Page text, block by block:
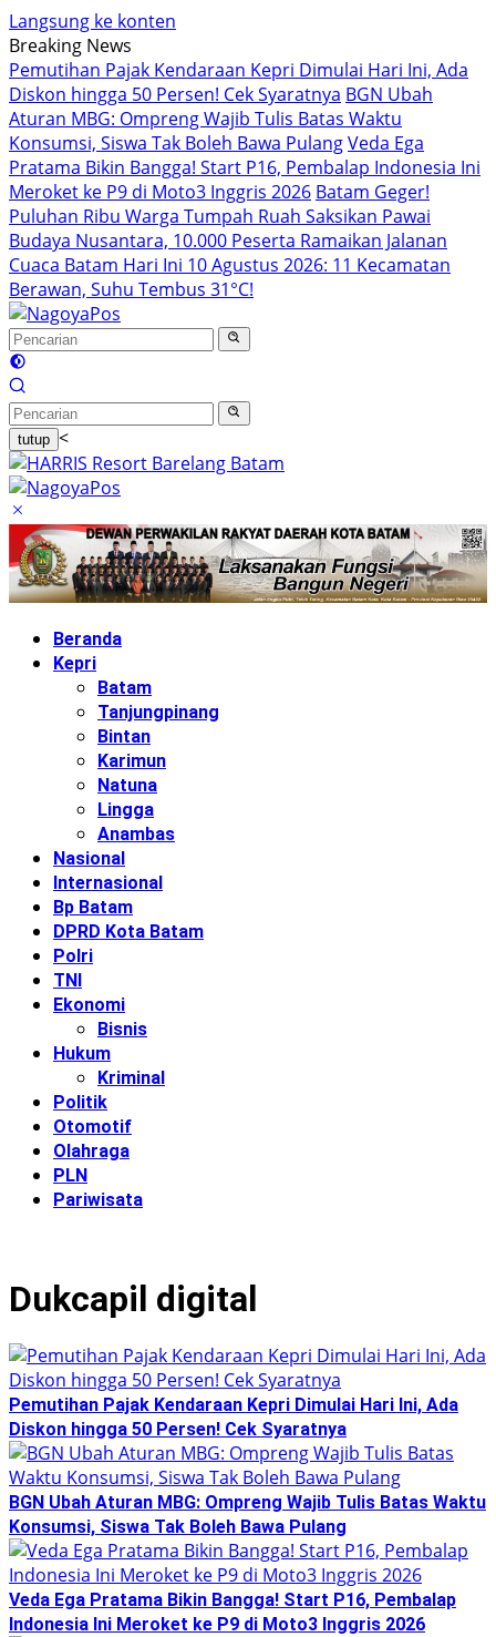
Langsung ke konten
Breaking News
Pemutihan Pajak Kendaraan Kepri Dimulai Hari Ini, Ada
Diskon hingga 50 Persen! Cek Syaratnya BGN Ubah
Aturan MBG: Ompreng Wajib Tulis Batas Waktu
Konsumsi, Siswa Tak Boleh Bawa PulangVeda Ega
Pratama Bikin Bangga! Start P16, Pembalap Indonesia Ini
Meroket ke P9 di Moto3 Inggris 2026 Batam Geger!
Puluhan Ribu Warga Tumpah Ruah Saksikan Pawai
Budaya Nusantara, 10.000 Peserta Ramaikan Jalanan
Cuaca Batam Hari Ini 10 Agustus 2026: 11 Kecamatan
Berawan, Suhu Tembus 31°C!
tutup <
Beranda
Kepri
Batam
Tanjungpinang
Bintan
Karimun
Natuna
Lingga
Anambas
Nasional
Internasional
Bp Batam
DPRD Kota Batam
Polri
TNI
Ekonomi
Bisnis
Hukum
Kriminal
Politik
Otomotif
Olahraga
PLN
Pariwisata
Dukcapil digital
Pemutihan Pajak Kendaraan Kepri Dimulai Hari Ini, Ada
Diskon hingga 50 Persen! Cek Syaratnya
BGN Ubah Aturan MBG: Ompreng Wajib Tulis Batas Waktu
Konsumsi, Siswa Tak Boleh Bawa Pulang
Veda Ega Pratama Bikin Bangga! Start P16, Pembalap
Indonesia Ini Meroket ke P9 di Moto3 Inggris 2026